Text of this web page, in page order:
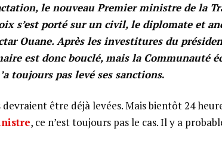
le nouveau Premier ministre de la
s’est porté sur un civil, le diplomate et
Ouane. Après les investitures du
est donc bouclé, mais la Communauté
toujours pas levé ses sanctions.
être déjà levées. Mais bientôt 24
, ce n’est toujours pas le cas. Il y a